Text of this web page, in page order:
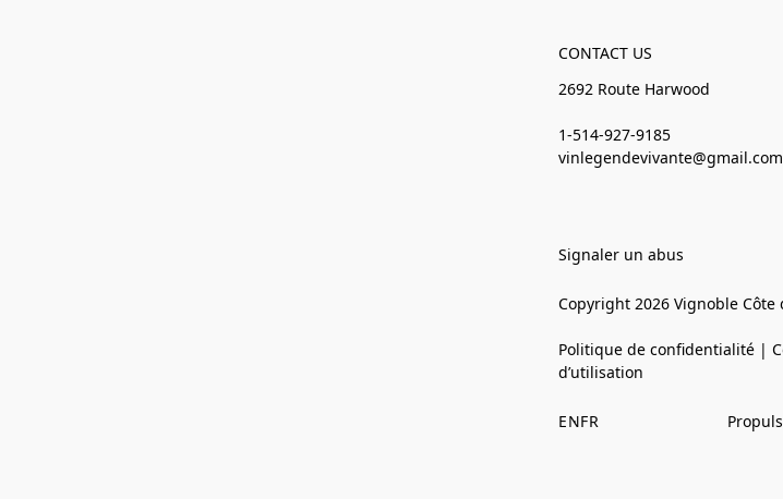
CONTACT US
2692 Route Harwood
1-514-927-9185
vinlegendevivante@gmail.com
Signaler un abus
Copyright 2026 Vignoble Côte
Politique de confidentialité |
d’utilisation
ENFR